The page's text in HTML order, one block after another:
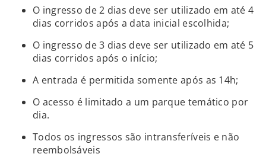
O ingresso de 2 dias deve ser utilizado em até 4
dias corridos após a data inicial escolhida;
O ingresso de 3 dias deve ser utilizado em até 5
dias corridos após o início;
A entrada é permitida somente após as 14h;
O acesso é limitado a um parque temático por
dia.
Todos os ingressos são intransferíveis e não
reembolsáveis